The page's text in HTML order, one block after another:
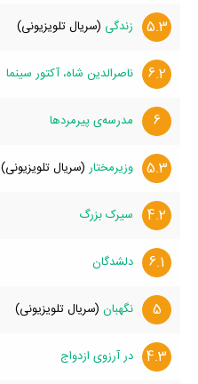
5.3 زندگی (سریال تلویزیونی)
6.2 ناصرالدین شاه، آکتور سینما
6 مدرسه‌ی پیرمردها
5.3 وزیرمختار (سریال تلویزیونی)
4.2 سیرک بزرگ
6.1 دلشدگان
5 نگهبان (سریال تلویزیونی)
4.3 در آرزوی ازدواج